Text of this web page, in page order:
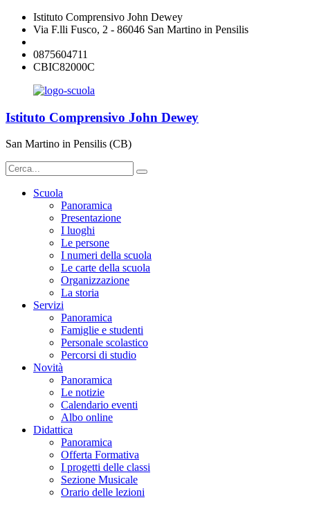
Istituto Comprensivo John Dewey
Via F.lli Fusco, 2 - 86046 San Martino in Pensilis
0875604711
CBIC82000C
Istituto Comprensivo John Dewey
San Martino in Pensilis (CB)
Scuola
Panoramica
Presentazione
I luoghi
Le persone
I numeri della scuola
Le carte della scuola
Organizzazione
La storia
Servizi
Panoramica
Famiglie e studenti
Personale scolastico
Percorsi di studio
Novità
Panoramica
Le notizie
Calendario eventi
Albo online
Didattica
Panoramica
Offerta Formativa
I progetti delle classi
Sezione Musicale
Orario delle lezioni